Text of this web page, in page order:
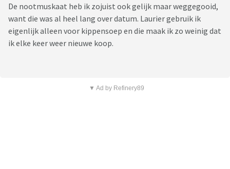
De nootmuskaat heb ik zojuist ook gelijk maar weggegooid,
want die was al heel lang over datum. Laurier gebruik ik
eigenlijk alleen voor kippensoep en die maak ik zo weinig dat
ik elke keer weer nieuwe koop.
▼ Ad by Refinery89